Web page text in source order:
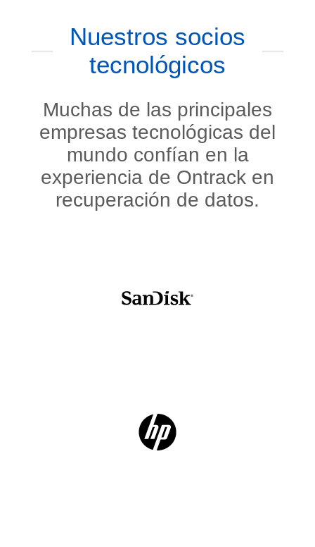
Nuestros socios
tecnológicos
Muchas de las principales
empresas tecnológicas del
mundo confían en la
experiencia de Ontrack en
recuperación de datos.